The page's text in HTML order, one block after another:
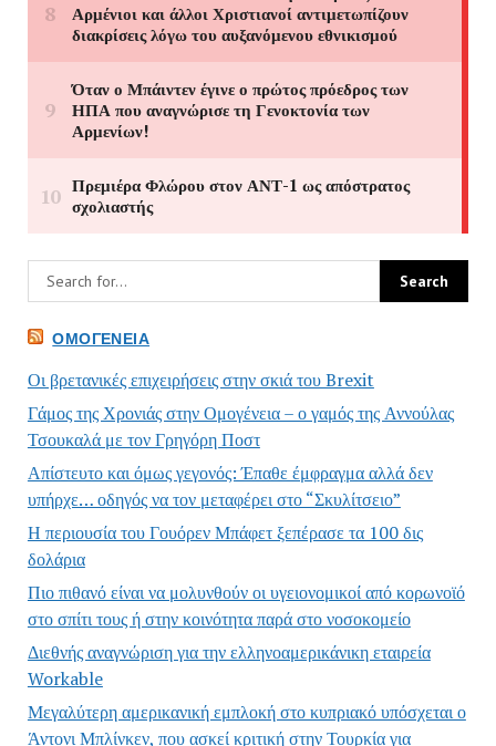
ΟΜΟΓΈΝΕΙΑ
Οι βρετανικές επιχειρήσεις στην σκιά του Brexit
Γάμος της Χρονιάς στην Ομογένεια – ο γαμός της Αννούλας
Τσουκαλά με τον Γρηγόρη Ποστ
Απίστευτο και όμως γεγονός: Έπαθε έμφραγμα αλλά δεν
υπήρχε… οδηγός να τον μεταφέρει στο “Σκυλίτσειο”
Η περιουσία του Γουόρεν Μπάφετ ξεπέρασε τα 100 δις
δολάρια
Πιο πιθανό είναι να μολυνθούν οι υγειονομικοί από κορωνοϊό
στο σπίτι τους ή στην κοινότητα παρά στο νοσοκομείο
Διεθνής αναγνώριση για την ελληνοαμερικάνικη εταιρεία
Workable
Μεγαλύτερη αμερικανική εμπλοκή στο κυπριακό υπόσχεται ο
Άντονι Μπλίνκεν, που ασκεί κριτική στην Τουρκία για